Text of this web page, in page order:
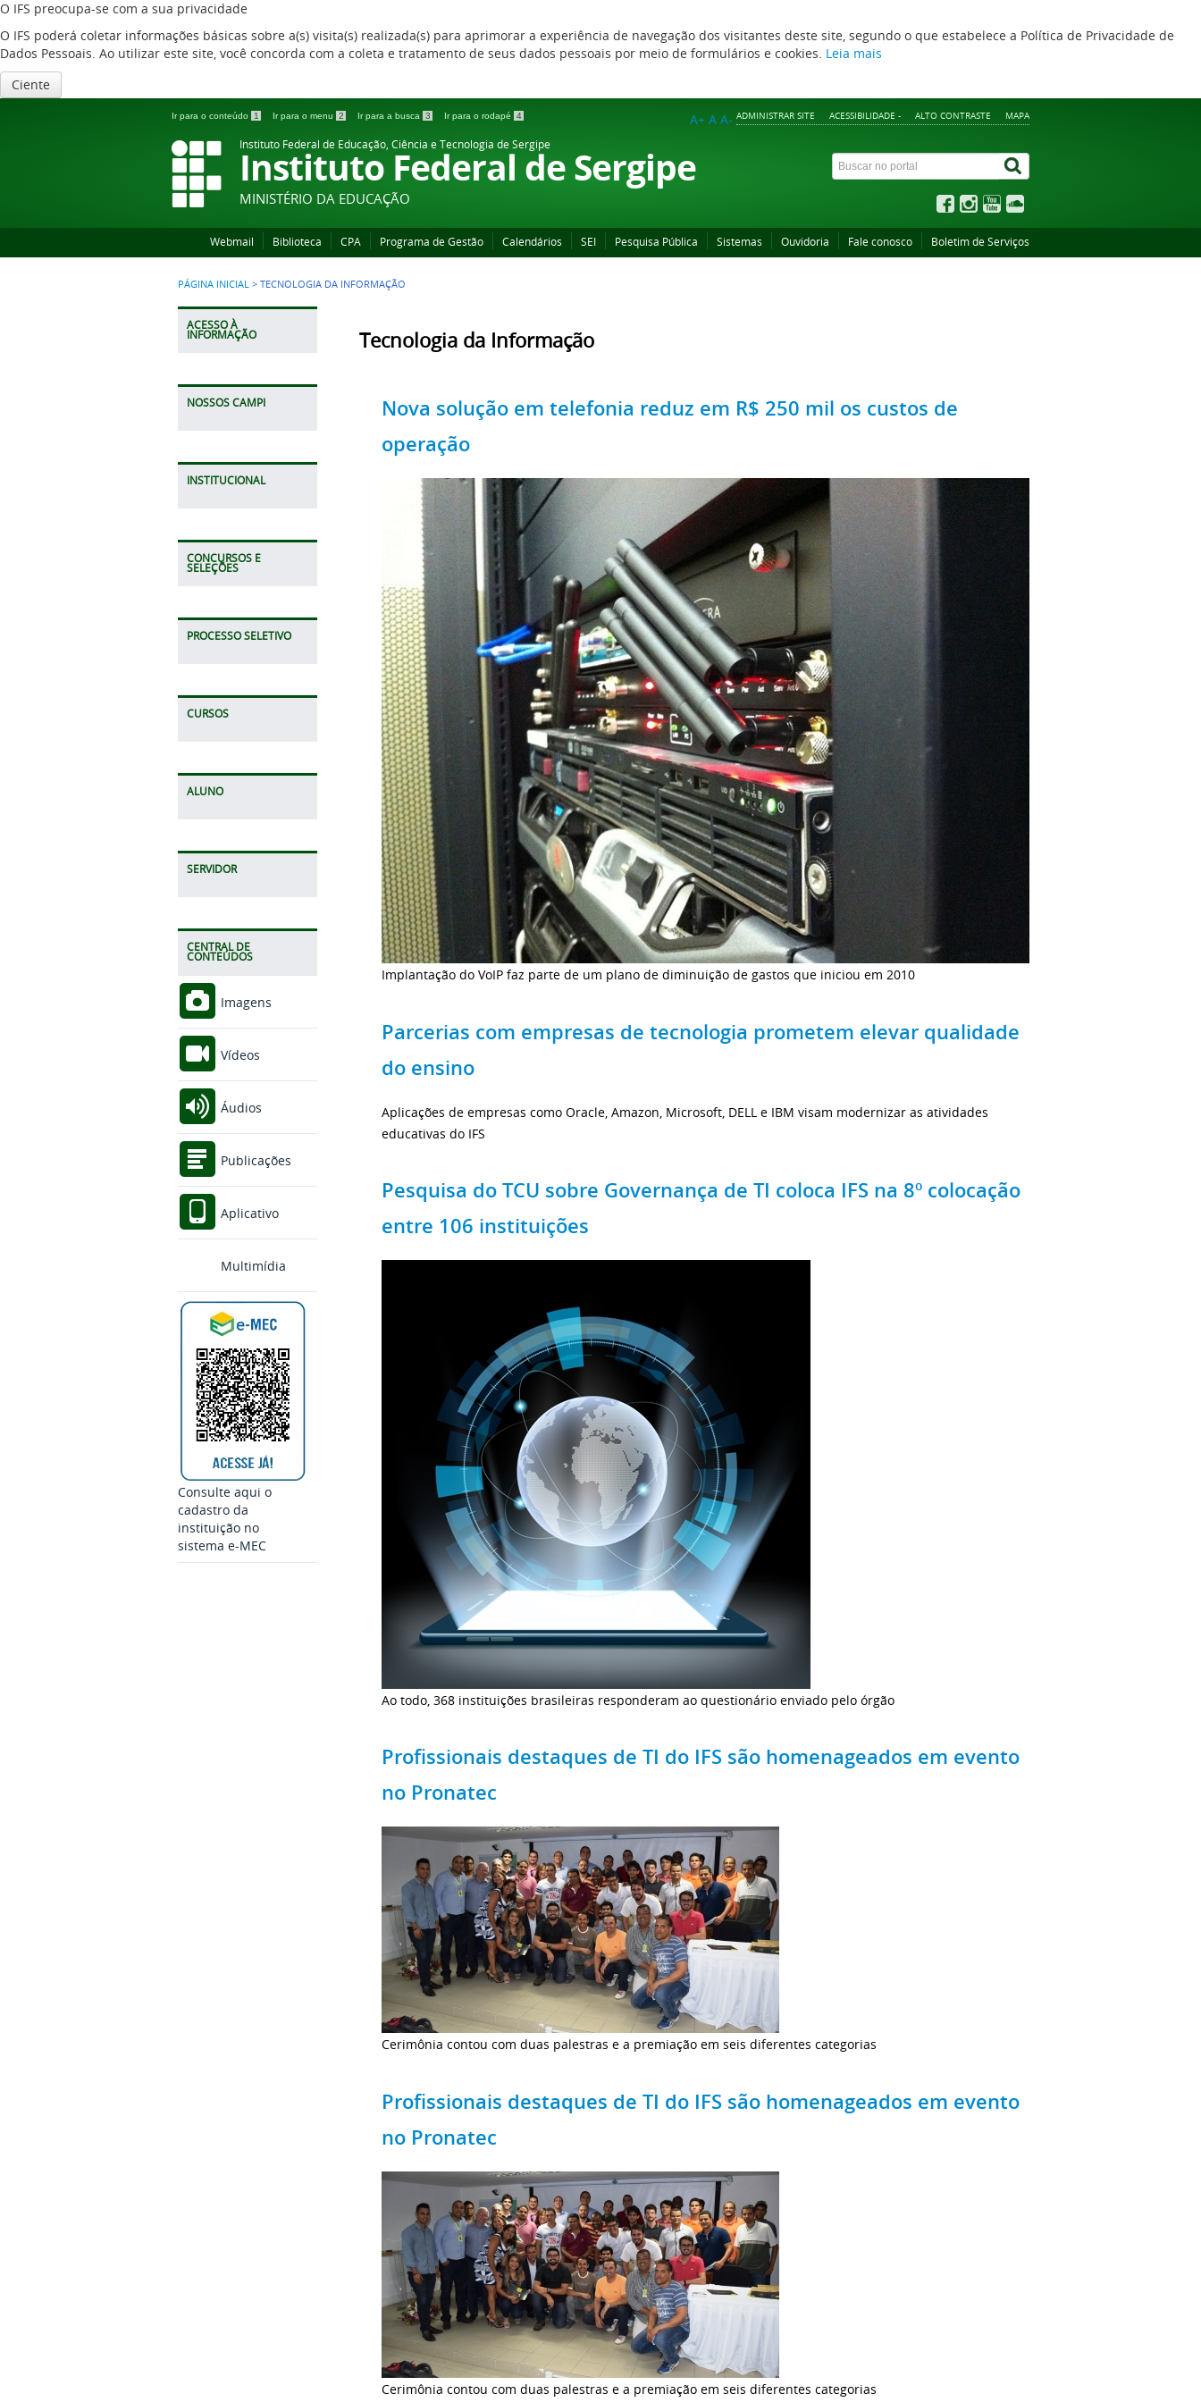
O IFS preocupa-se com a sua privacidade
O IFS poderá coletar informações básicas sobre a(s) visita(s) realizada(s) para aprimorar a experiência de navegação dos visitantes deste site, segundo o que estabelece a Política de Privacidade de
Dados Pessoais. Ao utilizar este site, você concorda com a coleta e tratamento de seus dados pessoais por meio de formulários e cookies. Leia mais
Ciente
Ir para o conteúdo 1 Ir para o menu 2 Ir para a busca 3 Ir para o rodapé 4 ADMINISTRAR SITE ACESSIBILIDADE - ALTO CONTRASTE MAPA
A+ A A-
Instituto Federal de Educação, Ciência e Tecnologia de Sergipe
Instituto Federal de Sergipe
MINISTÉRIO DA EDUCAÇÃO
Webmail Biblioteca CPA Programa de Gestão Calendários SEI Pesquisa Pública Sistemas Ouvidoria Fale conosco Boletim de Serviços
PÁGINA INICIAL > TECNOLOGIA DA INFORMAÇÃO
ACESSO À
INFORMAÇÃO
NOSSOS CAMPI
INSTITUCIONAL
CONCURSOS E
SELEÇÕES
PROCESSO SELETIVO
CURSOS
ALUNO
SERVIDOR
CENTRAL DE
CONTEÚDOS
Imagens
Vídeos
Áudios
Publicações
Aplicativo
Multimídia
Consulte aqui o
cadastro da
instituição no
sistema e-MEC
Tecnologia da Informação
Nova solução em telefonia reduz em R$ 250 mil os custos de
operação
Implantação do VoIP faz parte de um plano de diminuição de gastos que iniciou em 2010
Parcerias com empresas de tecnologia prometem elevar qualidade
do ensino
Aplicações de empresas como Oracle, Amazon, Microsoft, DELL e IBM visam modernizar as atividades
educativas do IFS
Pesquisa do TCU sobre Governança de TI coloca IFS na 8º colocação
entre 106 instituições
Ao todo, 368 instituições brasileiras responderam ao questionário enviado pelo órgão
Profissionais destaques de TI do IFS são homenageados em evento
no Pronatec
Cerimônia contou com duas palestras e a premiação em seis diferentes categorias
Profissionais destaques de TI do IFS são homenageados em evento
no Pronatec
Cerimônia contou com duas palestras e a premiação em seis diferentes categorias